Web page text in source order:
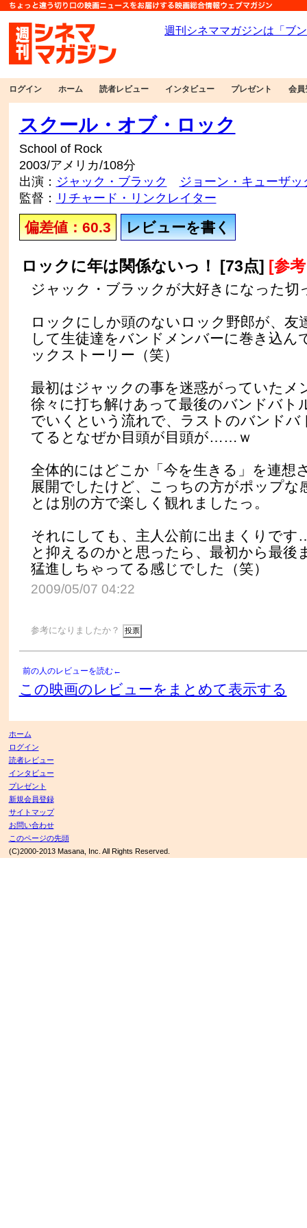
ログイン ホーム 読者レビュー インタビュー プレゼント 会員
スクール・オブ・ロック
School of Rock
2003/アメリカ/108分
出演： ジャック・ブラック
ジョーン・キューザッ
監督： リチャード・リンクレイター
偏差値：60.3 レビューを書く
ロックに年は関係ないっ！ [73点] [参
ジャック・ブラックが大好きになった切
ロックにしか頭のないロック野郎が、友
して生徒達をバンドメンバーに巻き込ん
ックストーリー（笑）
最初はジャックの事を迷惑がっていたメ
徐々に打ち解けあって最後のバンドバト
でいくという流れで、ラストのバンドバ
てるとなぜか目頭が目頭が……ｗ
全体的にはどこか「今を生きる」を連想
展開でしたけど、こっちの方がポップな
とは別の方で楽しく観れましたっ。
それにしても、主人公前に出まくりで
と抑えるのかと思ったら、最初から最後
猛進しちゃってる感じでした（笑）
2009/05/07 04:22
参考になりましたか？
前の人のレビューを読む←
この映画のレビューをまとめて表示する
ホーム
ログイン
読者レビュー
インタビュー
プレゼント
新規会員登録
サイトマップ
お問い合わせ
このページの先頭
(C)2000-2013 Masana, Inc. All Rights Reserved.